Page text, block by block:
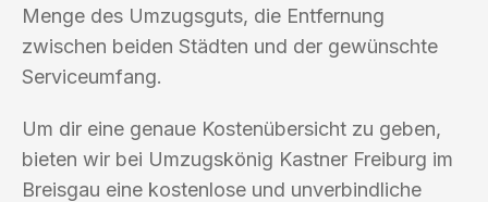
Menge des Umzugsguts, die Entfernung
zwischen beiden Städten und der gewünschte
Serviceumfang.
Um dir eine genaue Kostenübersicht zu geben,
bieten wir bei Umzugskönig Kastner Freiburg im
Breisgau eine kostenlose und unverbindliche